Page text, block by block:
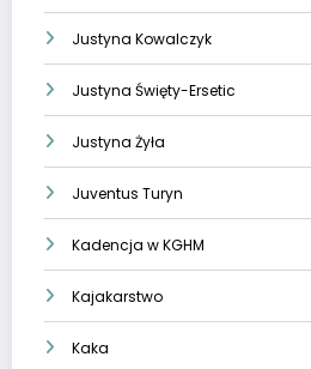
Justyna Kowalczyk
Justyna Święty-Ersetic
Justyna Żyła
Juventus Turyn
Kadencja w KGHM
Kajakarstwo
Kaka